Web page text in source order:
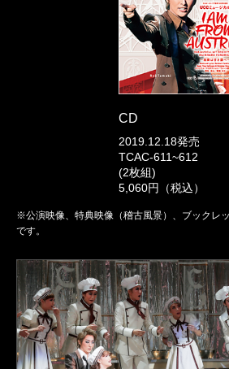
CD
2019.12.18発売
TCAC-611~612
(2枚組)
5,060円（税込）
※公演映像、特典映像（稽古風景）、ブックレ
です。